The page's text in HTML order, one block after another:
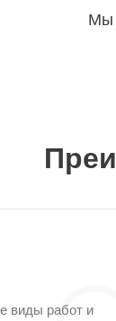
Мы
виды работ и